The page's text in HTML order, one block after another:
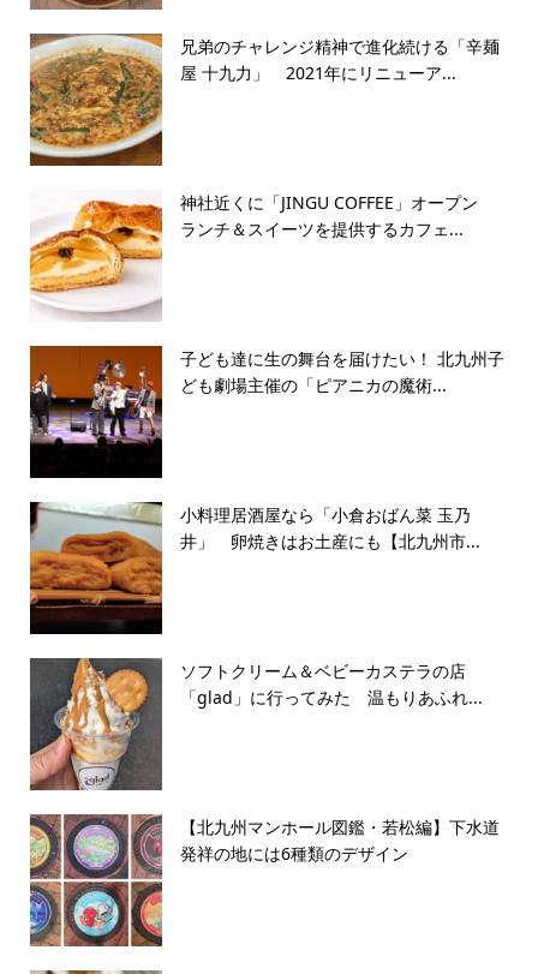
兄弟のチャレンジ精神で進化続ける「辛麺
屋 十九力」 2021年にリニューア...
神社近くに「JINGU COFFEE」オープン
ランチ＆スイーツを提供するカフェ...
子ども達に生の舞台を届けたい！ 北九州子
ども劇場主催の「ピアニカの魔術...
小料理居酒屋なら「小倉おばん菜 玉乃
井」 卵焼きはお土産にも【北九州市...
ソフトクリーム＆ベビーカステラの店
「glad」に行ってみた 温もりあふれ...
【北九州マンホール図鑑・若松編】下水道
発祥の地には6種類のデザイン